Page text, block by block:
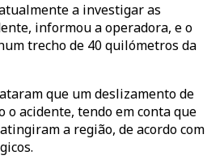
a investigar as
informou a operadora, e o
trecho de 40 quilómetros da
que um deslizamento de
o acidente, tendo em conta que
a região, de acordo com